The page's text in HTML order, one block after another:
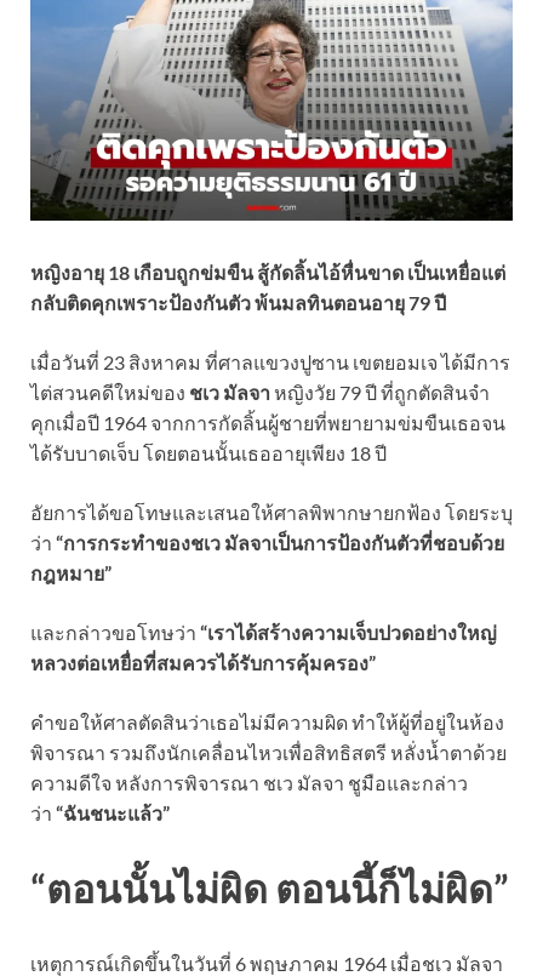
หญิงอายุ 18 เกือบถูกข่มขืน สู้กัดลิ้นไอ้หื่นขาด เป็นเหยื่อแต่
กลับติดคุกเพราะป้องกันตัว พ้นมลทินตอนอายุ 79 ปี
เมื่อวันที่ 23 สิงหาคม ที่ศาลแขวงปูซาน เขตยอมเจ ได้มีการ
ไต่สวนคดีใหม่ของ ชเว มัลจา หญิงวัย 79 ปี ที่ถูกตัดสินจำ
คุกเมื่อปี 1964 จากการกัดลิ้นผู้ชายที่พยายามข่มขืนเธอจน
ได้รับบาดเจ็บ โดยตอนนั้นเธออายุเพียง 18 ปี
อัยการได้ขอโทษและเสนอให้ศาลพิพากษายกฟ้อง โดยระบุ
ว่า “การกระทำของชเว มัลจาเป็นการป้องกันตัวที่ชอบด้วย
กฎหมาย”
และกล่าวขอโทษว่า “เราได้สร้างความเจ็บปวดอย่างใหญ่
หลวงต่อเหยื่อที่สมควรได้รับการคุ้มครอง”
คำขอให้ศาลตัดสินว่าเธอไม่มีความผิด ทำให้ผู้ที่อยู่ในห้อง
พิจารณา รวมถึงนักเคลื่อนไหวเพื่อสิทธิสตรี หลั่งน้ำตาด้วย
ความดีใจ หลังการพิจารณา ชเว มัลจา ชูมือและกล่าว
ว่า “ฉันชนะแล้ว”
“ตอนนั้นไม่ผิด ตอนนี้ก็ไม่ผิด”
เหตุการณ์เกิดขึ้นในวันที่ 6 พฤษภาคม 1964 เมื่อชเว มัลจา